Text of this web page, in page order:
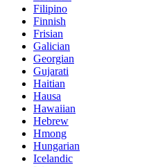
Filipino
Finnish
Frisian
Galician
Georgian
Gujarati
Haitian
Hausa
Hawaiian
Hebrew
Hmong
Hungarian
Icelandic